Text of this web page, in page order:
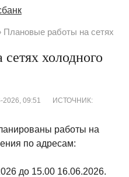
Плановые работы на сетях
холодного
2026, 09:51 ИСТОЧНИК:
работы на
по адресам:
до 15.00 16.06.2026.